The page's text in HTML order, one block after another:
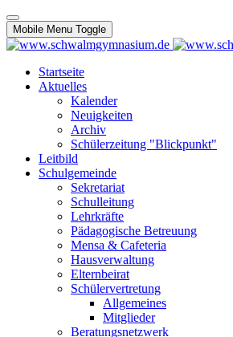
Mobile Menu Toggle
Startseite
Aktuelles
Kalender
Neuigkeiten
Archiv
Schülerzeitung "Blickpunkt"
Leitbild
Schulgemeinde
Sekretariat
Schulleitung
Lehrkräfte
Pädagogische Betreuung
Mensa & Cafeteria
Hausverwaltung
Elternbeirat
Schülervertretung
Allgemeines
Mitglieder
Beratungsnetzwerk